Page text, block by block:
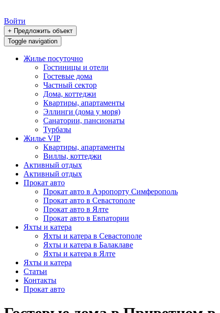
Войти
+ Предложить объект
Toggle navigation
Жилье посуточно
Гостиницы и отели
Гостевые дома
Частный сектор
Дома, коттеджи
Квартиры, апартаменты
Эллинги (дома у моря)
Санатории, пансионаты
Турбазы
Жилье VIP
Квартиры, апартаменты
Виллы, коттеджи
Активный отдых
Активный отдых
Прокат авто
Прокат авто в Аэропорту Симферополь
Прокат авто в Севастополе
Прокат авто в Ялте
Прокат авто в Евпатории
Яхты и катера
Яхты и катера в Севастополе
Яхты и катера в Балаклаве
Яхты и катера в Ялте
Яхты и катера
Статьи
Контакты
Прокат авто